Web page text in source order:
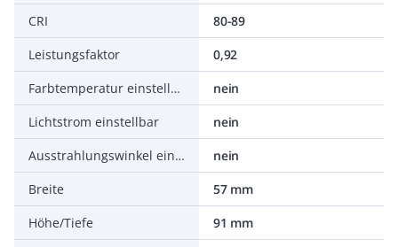
CRI
80-89
Leistungsfaktor
0,92
Farbtemperatur einstellbar
nein
Lichtstrom einstellbar
nein
Ausstrahlungswinkel einstellbar
nein
Breite
57 mm
Höhe/Tiefe
91 mm